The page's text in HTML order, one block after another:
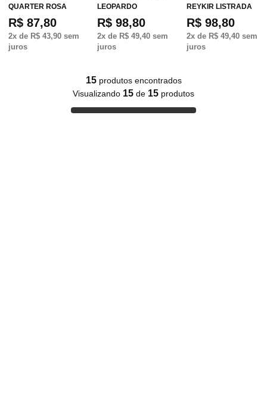
QUARTER ROSA
R$ 87,80
2x de R$ 43,90 sem
juros
LEOPARDO
R$ 98,80
2x de R$ 49,40 sem
juros
REYKIR LISTRADA
R$ 98,80
2x de R$ 49,40sem
juros
15produtos encontrados
Visualizando 15 de 15 produtos